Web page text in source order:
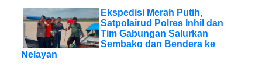
Ekspedisi Merah Putih,
Satpolairud Polres Inhil dan
Tim Gabungan Salurkan
Sembako dan Bendera ke
Nelayan